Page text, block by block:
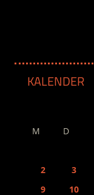
KALENDER
M D
2
3
9
10